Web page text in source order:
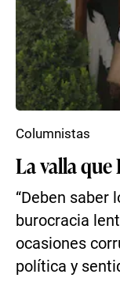
La valla que
“Deben saber
burocracia
ocasiones
política y
Columnistas